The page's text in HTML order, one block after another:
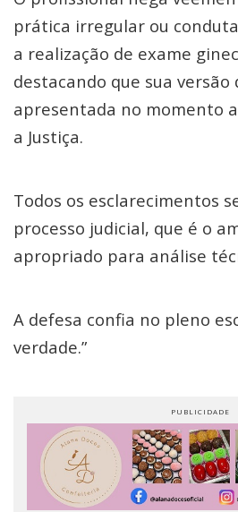
prática irregular ou
a realização de exame
destacando que sua versão
apresentada no momento
a Justiça.
Todos os esclarecimentos
processo judicial, que é o
apropriado para análise
A defesa confia no pleno
verdade.”